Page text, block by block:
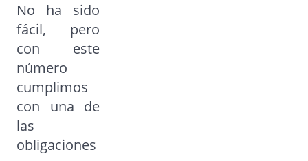
No ha sido
fácil, pero
con este
número
cumplimos
con una de
las
obligaciones